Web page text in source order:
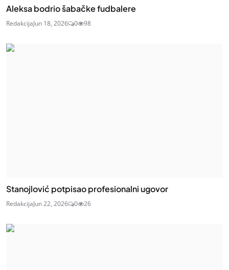
Aleksa bodrio šabačke fudbalere
RedakcijaJun 18, 2026 0 98
Stanojlović potpisao profesionalni ugovor
RedakcijaJun 22, 2026 0 26